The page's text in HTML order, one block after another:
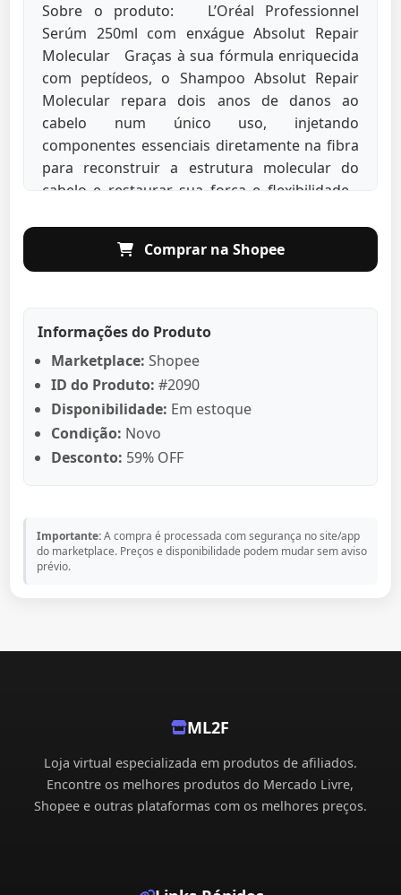
Sobre o produto: L’Oréal Professionnel
Serúm 250ml com enxágue Absolut Repair
Molecular Graças à sua fórmula enriquecida
com peptídeos, o Shampoo Absolut Repair
Molecular repara dois anos de danos ao
cabelo num único uso, injetando
componentes essenciais diretamente na fibra
para reconstruir a estrutura molecular do
cabelo e restaurar sua força e flexibilidade
Distribua uniformemente em todo o
abundância. Benefícios: Mais do que um
reparo superficial, é um reparo molecular
interno. Este sérum para enxaguar, altamente
concentrado com 2% de peptídeos + 5
aminoácidos, reconstrói a estrutura molecular
do cabelo para restaurar sua força,
elasticidade e movimento.
Comprar na Shopee
Informações do Produto
Marketplace: Shopee
ID do Produto: #2090
Disponibilidade: Em estoque
Condição: Novo
Desconto: 59% OFF
Importante:A compra é processada com segurança no site/app
do marketplace. Preços e disponibilidade podem mudar sem aviso
prévio.
ML2F
Loja virtual especializada em produtos de afiliados.
Encontre os melhores produtos do Mercado Livre,
Shopee e outras plataformas com os melhores preços.